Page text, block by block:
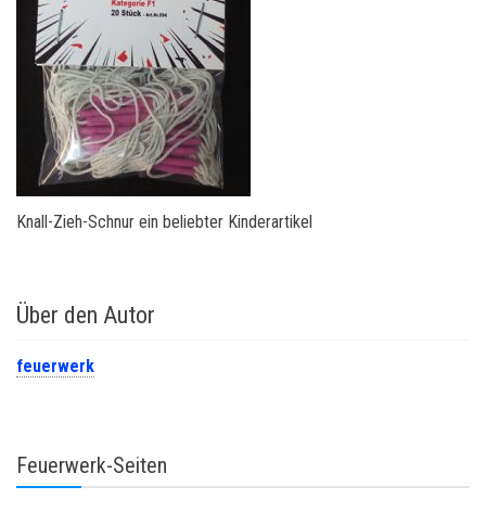
Knall-Zieh-Schnur ein beliebter Kinderartikel
Über den Autor
feuerwerk
Feuerwerk-Seiten